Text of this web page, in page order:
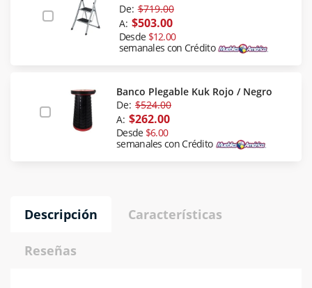
De: $719.00
A: $503.00
Desde $12.00
semanales con Crédito
Banco Plegable Kuk Rojo / Negro
De: $524.00
A: $262.00
Desde $6.00
semanales con Crédito
Descripción Características
Reseñas